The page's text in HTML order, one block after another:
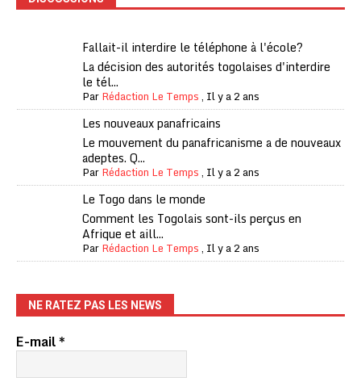
Fallait-il interdire le téléphone à l'école?
La décision des autorités togolaises d'interdire
le tél...
ParRédaction Le Temps, Il y a 2 ans
Les nouveaux panafricains
Le mouvement du panafricanisme a de nouveaux
adeptes. Q...
ParRédaction Le Temps, Il y a 2 ans
Le Togo dans le monde
Comment les Togolais sont-ils perçus en
Afrique et aill...
ParRédaction Le Temps, Il y a 2 ans
NE RATEZ PAS LES NEWS
E-mail*